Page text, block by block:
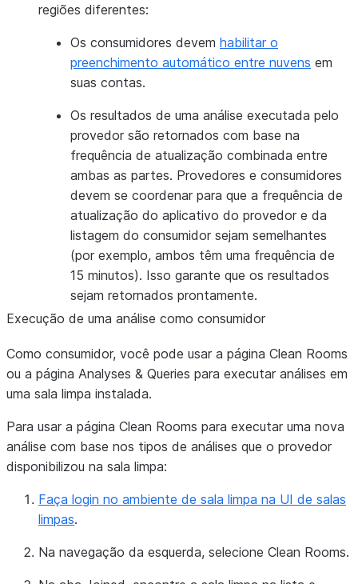
regiões diferentes:
Os consumidores devem habilitar o
preenchimento automático entre nuvens em
suas contas.
Os resultados de uma análise executada pelo
provedor são retornados com base na
frequência de atualização combinada entre
ambas as partes. Provedores e consumidores
devem se coordenar para que a frequência de
atualização do aplicativo do provedor e da
listagem do consumidor sejam semelhantes
(por exemplo, ambos têm uma frequência de
15 minutos). Isso garante que os resultados
sejam retornados prontamente.
Execução de uma análise como consumidor
Como consumidor, você pode usar a página Clean Rooms
ou a página Analyses & Queries para executar análises em
uma sala limpa instalada.
Para usar a página Clean Rooms para executar uma nova
análise com base nos tipos de análises que o provedor
disponibilizou na sala limpa:
Faça login no ambiente de sala limpa na UI de salas
limpas.
Na navegação da esquerda, selecione Clean Rooms.